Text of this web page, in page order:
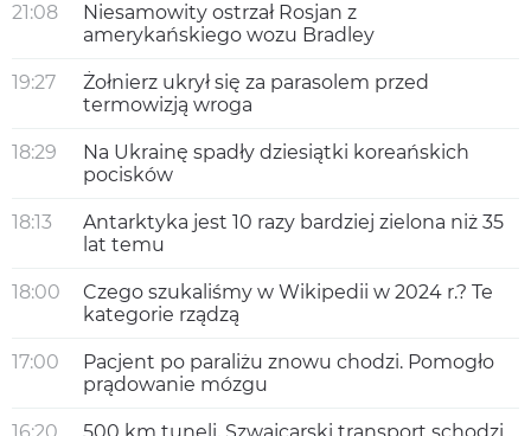
21:08
Niesamowity ostrzał Rosjan z
amerykańskiego wozu Bradley
19:27
Żołnierz ukrył się za parasolem przed
termowizją wroga
18:29
Na Ukrainę spadły dziesiątki koreańskich
pocisków
18:13
Antarktyka jest 10 razy bardziej zielona niż 35
lat temu
18:00
Czego szukaliśmy w Wikipedii w 2024 r.? Te
kategorie rządzą
17:00
Pacjent po paraliżu znowu chodzi. Pomogło
prądowanie mózgu